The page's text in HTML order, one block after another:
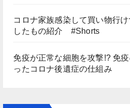
コロナ家族感染して買い物行
したもの紹介 #Shorts
免疫が正常な細胞を攻撃!? 免
ったコロナ後遺症の仕組み